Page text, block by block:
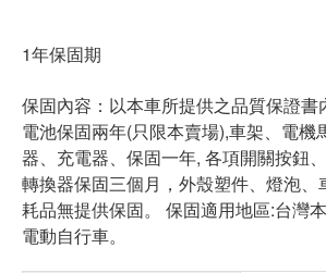
1年保固期
保固內容：以本車所提供之品質保證書
電池保固兩年(只限本賣場),車架、電機
器、充電器、保固一年, 各項開關按鈕
轉換器保固三個月，外殼塑件、燈泡、
耗品無提供保固。 保固適用地區:台灣
電動自行車。